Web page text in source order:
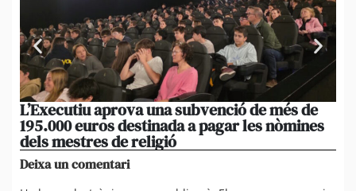
L’Executiu aprova una subvenció de més de
195.000 euros destinada a pagar les nòmines
dels mestres de religió
Deixa un comentari